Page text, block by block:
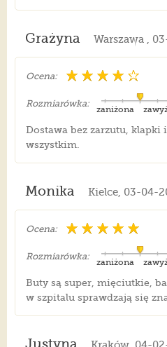
Grażyna Warszawa ,
Ocena:
Rozmiarówka:
zaniżona
Dostawa bez zarzutu, klapki
wszystkim.
Monika Kielce, 03-04-
Ocena:
Rozmiarówka:
zaniżona
Buty są super, mięciutkie,
w szpitalu sprawdzają się